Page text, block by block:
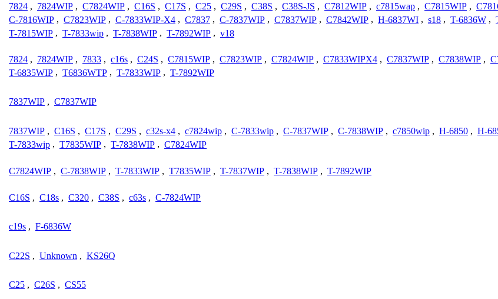
7824 , 7824WIP , C7824WIP , C16S , C17S , C25 , C29S , C38S , C38S-JS , C7812WIP , c7815wap , C7815WIP ,
C-7816WIP , C7823WIP , C-7833WIP-X4 , C7837 , C-7837WIP , C7837WIP , C7842WIP , H-6837WI , s18 , T-6836W ,
T-7815WIP , T-7833wip , T-7838WIP , T-7892WIP , v18
7824 , 7824WIP , 7833 , c16s , C24S , C7815WIP , C7823WIP , C7824WIP , C7833WIPX4 , C7837WIP , C7838WIP ,
T-6835WIP , T6836WTP , T-7833WIP , T-7892WIP
7837WIP , C7837WIP
7837WIP , C16S , C17S , C29S , c32s-x4 , c7824wip , C-7833wip , C-7837WIP , C-7838WIP , c7850wip , H-6850 , H-
T-7833wip , T7835WIP , T-7838WIP , C7824WIP
C7824WIP , C-7838WIP , T-7833WIP , T7835WIP , T-7837WIP , T-7838WIP , T-7892WIP
C16S , C18s , C320 , C38S , c63s , C-7824WIP
c19s , F-6836W
C22S , Unknown , KS26Q
C25 , C26S , CS55